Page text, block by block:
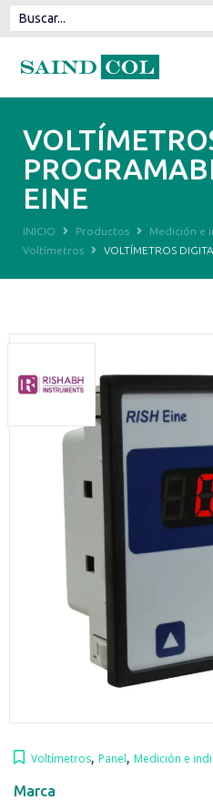
EINE
INICIO Productos Medición e
Voltímetros
VOLTÍMETROS
Voltímetros, Panel, Medición e
Marca